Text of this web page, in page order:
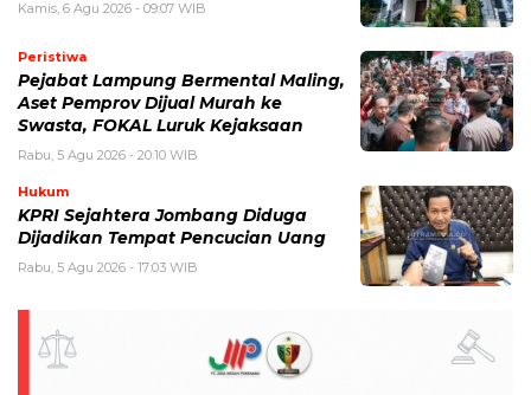
Kamis, 6 Agu 2026 - 09:07 WIB
Peristiwa
Pejabat Lampung Bermental Maling,
Aset Pemprov Dijual Murah ke
Swasta, FOKAL Luruk Kejaksaan
Rabu, 5 Agu 2026 - 20:10 WIB
Hukum
KPRI Sejahtera Jombang Diduga
Dijadikan Tempat Pencucian Uang
Rabu, 5 Agu 2026 - 17:03 WIB